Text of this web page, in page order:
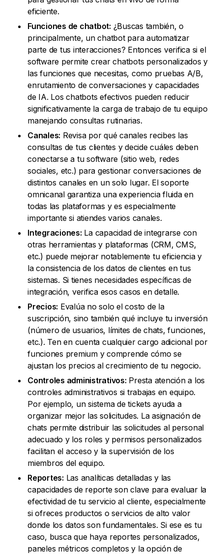
eficiente.
Funciones de chatbot: ¿Buscas también, o
principalmente, un chatbot para automatizar
parte de tus interacciones? Entonces verifica si el
software permite crear chatbots personalizados y
las funciones que necesitas, como pruebas A/B,
enrutamiento de conversaciones y capacidades
de IA. Los chatbots efectivos pueden reducir
significativamente la carga de trabajo de tu equipo
manejando consultas rutinarias.
Canales: Revisa por qué canales recibes las
consultas de tus clientes y decide cuáles deben
conectarse a tu software (sitio web, redes
sociales, etc.) para gestionar conversaciones de
distintos canales en un solo lugar. El soporte
omnicanal garantiza una experiencia fluida en
todas las plataformas y es especialmente
importante si atiendes varios canales.
Integraciones: La capacidad de integrarse con
otras herramientas y plataformas (CRM, CMS,
etc.) puede mejorar notablemente tu eficiencia y
la consistencia de los datos de clientes en tus
sistemas. Si tienes necesidades específicas de
integración, verifica esos casos en detalle.
Precios: Evalúa no solo el costo de la
suscripción, sino también qué incluye tu inversión
(número de usuarios, límites de chats, funciones,
etc.). Ten en cuenta cualquier cargo adicional por
funciones premium y comprende cómo se
ajustan los precios al crecimiento de tu negocio.
Controles administrativos: Presta atención a los
controles administrativos si trabajas en equipo.
Por ejemplo, un sistema de tickets ayuda a
organizar mejor las solicitudes. La asignación de
chats permite distribuir las solicitudes al personal
adecuado y los roles y permisos personalizados
facilitan el acceso y la supervisión de los
miembros del equipo.
Reportes: Las analíticas detalladas y las
capacidades de reporte son clave para evaluar la
efectividad de tu servicio al cliente, especialmente
si ofreces productos o servicios de alto valor
donde los datos son fundamentales. Si ese es tu
caso, busca que haya reportes personalizados,
paneles métricos completos y la opción de